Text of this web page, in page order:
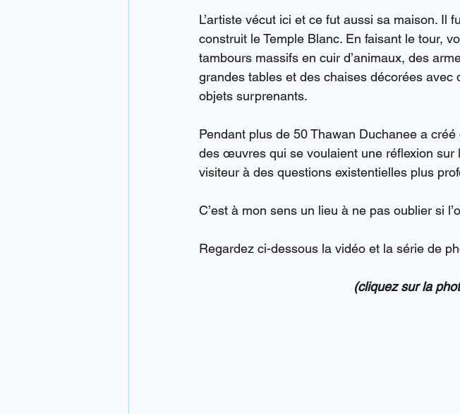
L’artiste vécut ici et ce fut aussi sa maison. Il
construit le Temple Blanc. En faisant le tour,
tambours massifs en cuir d’animaux, des
grandes tables et des chaises décorées avec
objets surprenants.
Pendant plus de 50 Thawan Duchanee a
des œuvres qui se voulaient une réflexion
visiteur à des questions existentielles plus
C’est à mon sens un lieu à ne pas oublier si
Regardez ci-dessous la vidéo et la série de
(cliquez sur la